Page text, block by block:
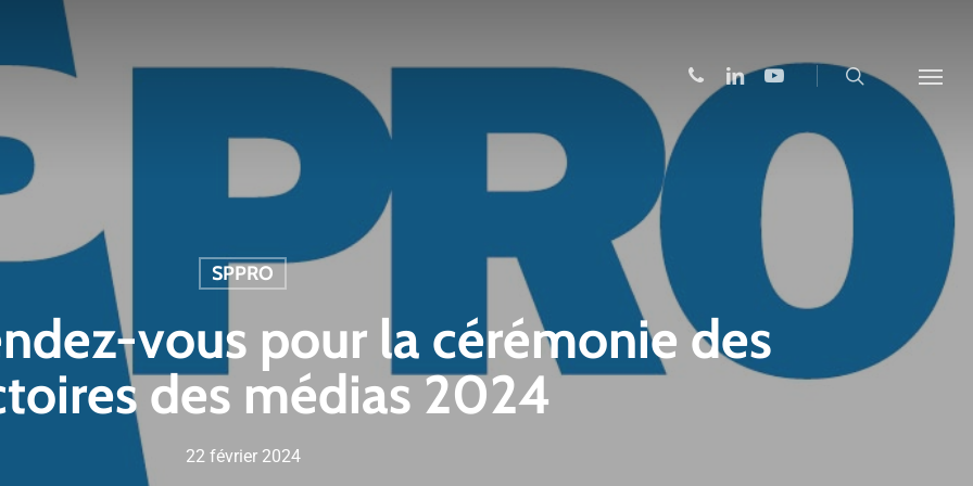
Menu
linkedinyoutube
phone
SPPRO
vous pour la cérémonie des
des médias 2024
22 février 2024